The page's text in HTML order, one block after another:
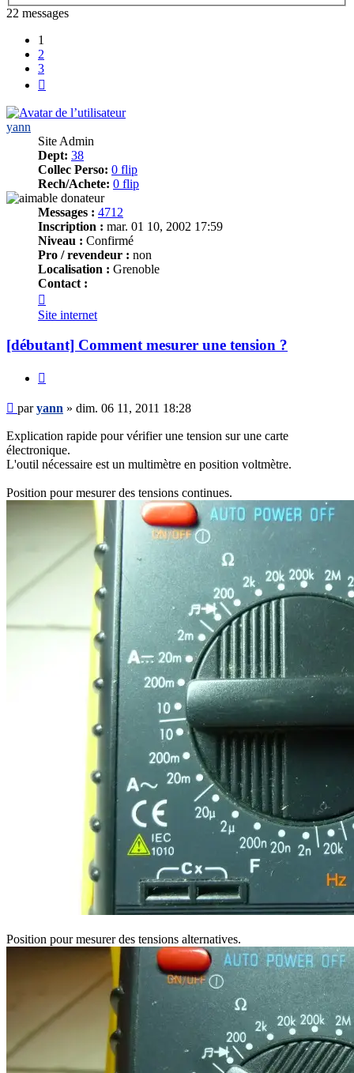
22 messages
1
2
3
yann
Site Admin
Dept: 38
Collec Perso: 0 flip
Rech/Achete: 0 flip
Messages : 4712
Inscription : mar. 01 10, 2002 17:59
Niveau : Confirmé
Pro / revendeur : non
Localisation : Grenoble
Contact :
yann
Site internet
[débutant] Comment mesurer une tension ?
Message
paryann » dim. 06 11, 2011 18:28
Explication rapide pour vérifier une tension sur une carte
électronique.
L'outil nécessaire est un multimètre en position voltmètre.
Position pour mesurer des tensions continues.
Position pour mesurer des tensions alternatives.